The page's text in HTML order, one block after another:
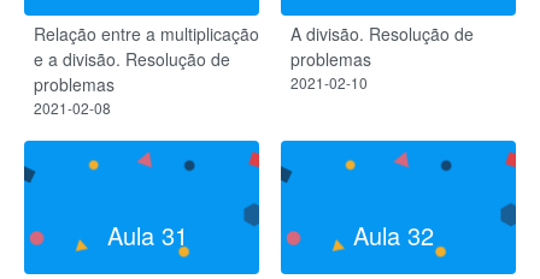
Relação entre a multiplicação
e a divisão. Resolução de
problemas
2021-02-08
A divisão. Resolução de
problemas
2021-02-10
Aula 31 Aula 32